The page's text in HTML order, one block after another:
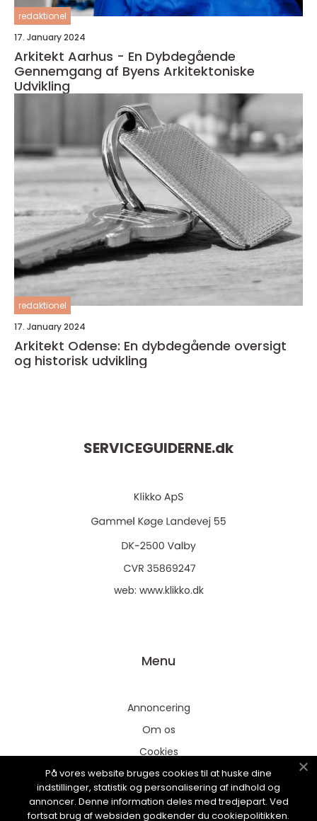
redaktionel
17. January 2024
Arkitekt Aarhus - En Dybdegående
Gennemgang af Byens Arkitektoniske
Udvikling
redaktionel
17. January 2024
Arkitekt Odense: En dybdegående oversigt
og historisk udvikling
SERVICEGUIDERNE.dk
web: www.klikko.dk
Menu
Annoncering
Om os
Cookies
Kontakt os
Sitemap
På vores website bruges cookies til at huske dine
indstillinger, statistik og personalisering af indhold og
annoncer. Denne information deles med tredjepart. Ved
fortsat brug af websiden godkender du cookiepolitikken.